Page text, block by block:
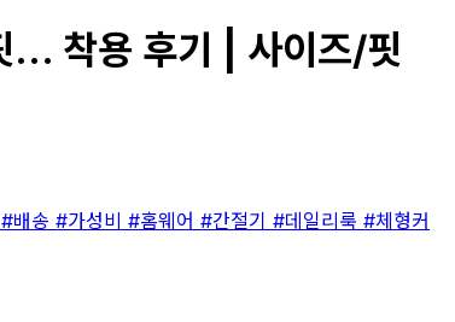
... 착용 후기 | 사이즈/핏
#배송 #가성비 #홈웨어 #간절기 #데일리룩 #체형커